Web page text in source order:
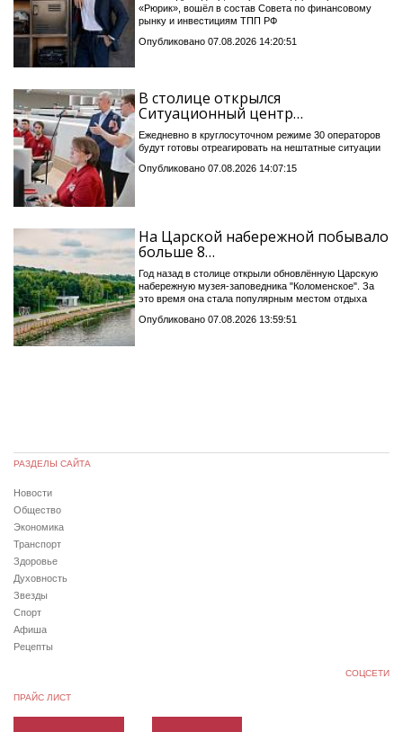
«Рюрик», вошёл в состав Совета по финансовому
рынку и инвестициям ТПП РФ
Опубликовано 07.08.2026 14:20:51
В столице открылся
Ситуационный центр…
Ежедневно в круглосуточном режиме 30 операторов
будут готовы отреагировать на нештатные ситуации
Опубликовано 07.08.2026 14:07:15
На Царской набережной побывало
больше 8…
Год назад в столице открыли обновлённую Царскую
набережную музея-заповедника "Коломенское". За
это время она стала популярным местом отдыха
Опубликовано 07.08.2026 13:59:51
РАЗДЕЛЫ САЙТА
Новости
Общество
Экономика
Транспорт
Здоровье
Духовность
Звезды
Спорт
Афиша
Рецепты
СОЦСЕТИ
ПРАЙС ЛИСТ